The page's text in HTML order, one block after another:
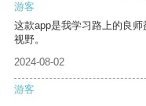
游客
这款app是我学习路上的良
视野。
2024-08-02
游客